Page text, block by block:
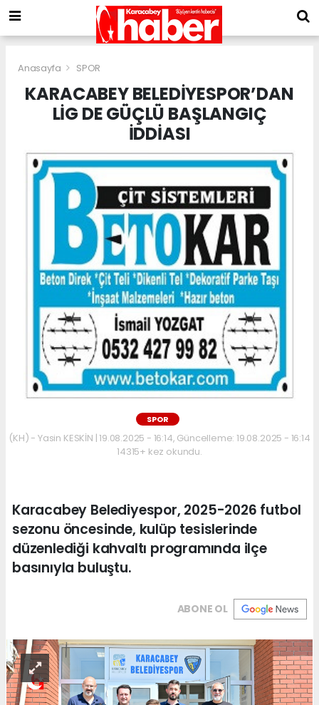
Anasayfa SPOR
KARACABEY BELEDİYESPOR’DAN
LİG DE GÜÇLÜ BAŞLANGIÇ
İDDİASI
SPOR
(KH) - Yasin KESKİN | 19.08.2025 - 16:14, Güncelleme: 19.08.2025 - 16:14
14315+ kez okundu.
Karacabey Belediyespor, 2025-2026 futbol
sezonu öncesinde, kulüp tesislerinde
düzenlediği kahvaltı programında ilçe
basınıyla buluştu.
ABONE OL